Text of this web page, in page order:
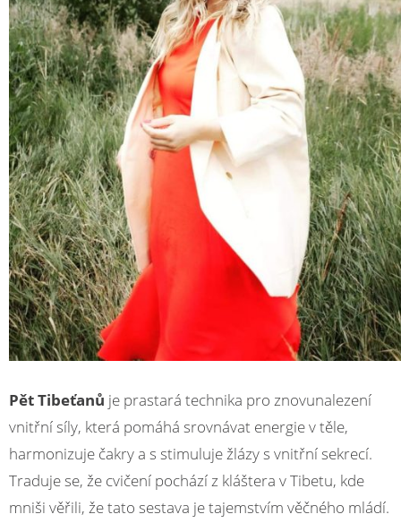
Pět Tibeťanů je prastará technika pro znovunalezení
vnitřní síly, která pomáhá srovnávat energie v těle,
harmonizuje čakry a s stimuluje žlázy s vnitřní sekrecí.
Traduje se, že cvičení pochází z kláštera v Tibetu, kde
mniši věřili, že tato sestava je tajemstvím věčného mládí.